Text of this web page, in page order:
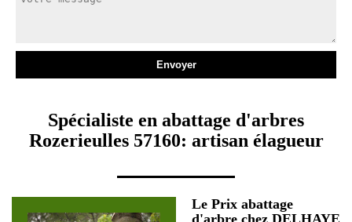
Spécialiste en abattage d'arbres
Rozerieulles 57160: artisan élagueur
Le Prix abattage
d'arbre chez DELHAYE